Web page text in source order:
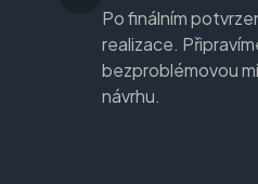
Po finálním
realizace.
bezproblémovou
návrhu.